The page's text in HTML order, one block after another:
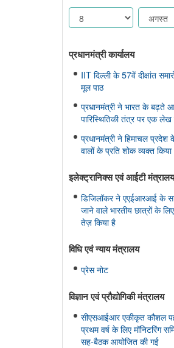
प्रधानमंत्री कार्यालय
IIT दिल्ली के 57वें दीक्षांत
मूल पाठ
प्रधानमंत्री ने भारत के बढ़ते
पारिस्थितिकी तंत्र पर एक लेख
प्रधानमंत्री ने हिमाचल प्रदेश
वालों के प्रति शोक व्यक्त किया
इलेक्ट्रानिक्स एवं आईटी मंत्रालय
डिजिलॉकर ने एएईआरआई के
जाने वाले भारतीय छात्रों के
तेज़ किया है
विधि एवं न्‍याय मंत्रालय
प्रेस नोट
विज्ञान एवं प्रौद्योगिकी मंत्रालय
सीएसआईआर एकीकृत कौशल
प्रथम वर्ष के लिए मॉनिटरिंग
सह-बैठक आयोजित की गई